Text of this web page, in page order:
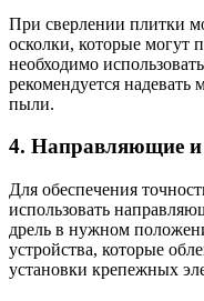
При сверлении плитки
осколки, которые могут
необходимо
рекомендуется
пыли.
4. Направляющие и
Для обеспечения
использовать
дрель в нужном
устройства, которые
установки крепежных